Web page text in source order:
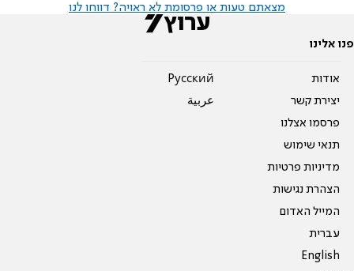
מצאתם טעות או פרסומת לא ראויה? דווחו לנו
פנו אלינו
אודות
יצירת קשר
פרסמו אצלנו
תנאי שימוש
מדיניות פרטיות
הצהרת נגישות
המייל האדום
עברית
English
Pусский
عربية